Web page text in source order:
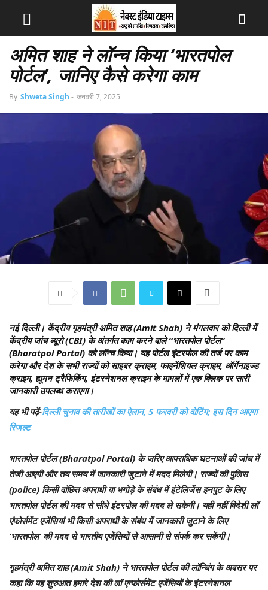
अमित शाह ने लॉन्च किया ‘भारतपोल
पोर्टल’, जानिए कैसे करेगा काम
By Shweta Singh - जनवरी 7, 2025
नई दिल्ली। केंद्रीय गृहमंत्री अमित शाह (Amit Shah) ने मंगलवार को दिल्ली में
केंद्रीय जांच ब्यूरो (CBI) के अंतर्गत काम करने वाले “भारतपोल पोर्टल”
(Bharatpol Portal) को लॉन्च किया। यह पोर्टल इंटरपोल की तर्ज पर काम
करेगा और देश के सभी राज्यों को साइबर क्राइम, फाइनेंशियल क्राइम, ऑर्गेनाइज्ड
क्राइम, ह्यूमन ट्रैफिकिंग, इंटरनेशनल क्राइम के मामलों में एक क्लिक पर सारी
जानकारी उपलब्ध कराएगा।
यह भी पढ़ें-दिल्ली चुनाव की तारीखों का ऐलान, 5 फरवरी को वोटिंग; इस दिन आएगा
रिजल्ट
भारतपोल पोर्टल (Bharatpol Portal) के जरिए आपराधिक घटनाओं की जांच में
तेजी आएगी और तय समय में जानकारी जुटाने में मदद मिलेगी। राज्यों की पुलिस
(police) किसी वांछित अपराधी या भगोड़े के संबंध में इंटेलिजेंस इनपुट के लिए
भारतपोल पोर्टल की मदद से सीधे इंटरपोल की मदद ले सकेगी। यही नहीं विदेशी लॉ
एंफोर्समेंट एजेंसियां भी किसी अपराधी के संबंध में जानकारी जुटाने के लिए
‘भारतपोल’ की मदद से भारतीय एजेंसियों से आसानी से संपर्क कर सकेंगी।
गृहमंत्री अमित शाह (Amit Shah) ने भारतपोल पोर्टल की लॉन्चिंग के अवसर पर
कहा कि यह शुरुआत हमारे देश की लॉ एन्फोर्समेंट एजेंसियों के इंटरनेशनल